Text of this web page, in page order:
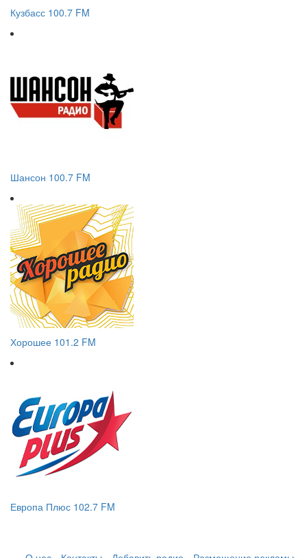
Кузбасс 100.7 FM
Шансон 100.7 FM
Хорошее 101.2 FM
Европа Плюс 102.7 FM